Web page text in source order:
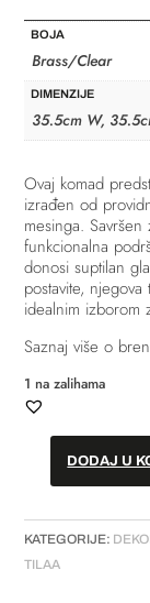
BOJA
Brass/Clear
DIMENZIJE
35.5cm W,
Ovaj komad
izrađen od
mesinga.
funkcionalna
donosi suptilan
postavite,
idealnim izborom
Saznaj više o
1 na zalihama
Postolje
Jacques
količina
DODAJ U
KATEGORIJE:
TILAA